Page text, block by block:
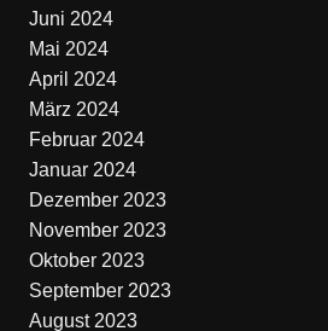
Juni 2024
Mai 2024
April 2024
März 2024
Februar 2024
Januar 2024
Dezember 2023
November 2023
Oktober 2023
September 2023
August 2023